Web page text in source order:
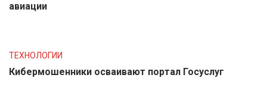
авиации
ТЕХНОЛОГИИ
Кибермошенники осваивают портал Госуслуг